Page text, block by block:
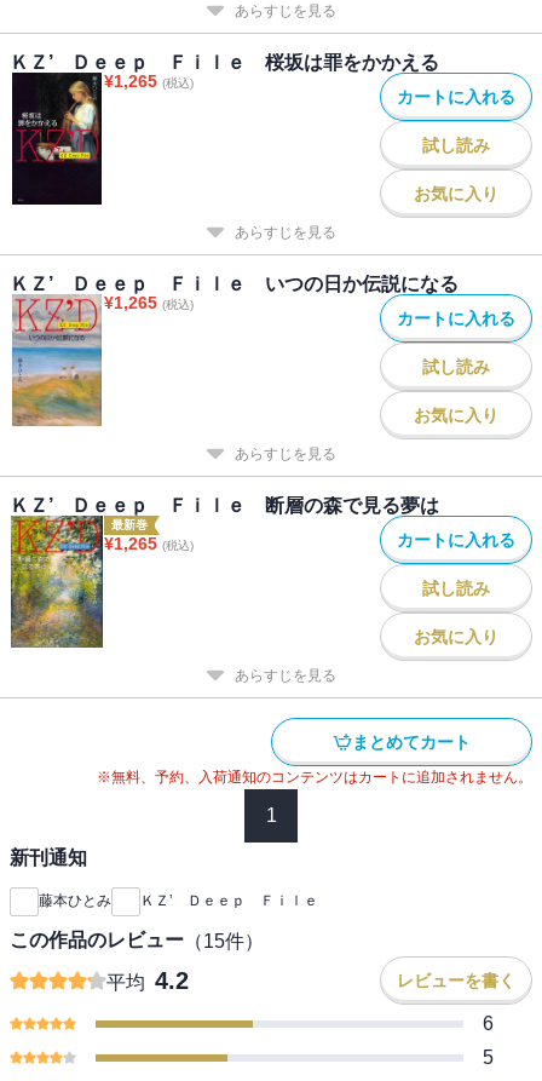
あらすじを見る
ＫＺ’ Ｄｅｅｐ Ｆｉｌｅ 桜坂は罪をかかえる
¥1,265 (税込)
カートに入れる
試し読み
お気に入り
あらすじを見る
ＫＺ’ Ｄｅｅｐ Ｆｉｌｅ いつの日か伝説になる
¥1,265 (税込)
カートに入れる
試し読み
お気に入り
あらすじを見る
ＫＺ’ Ｄｅｅｐ Ｆｉｌｅ 断層の森で見る夢は
最新巻
¥1,265 (税込) カートに入れる
試し読み
お気に入り
あらすじを見る
まとめてカート
※無料、予約、入荷通知のコンテンツはカートに追加されません。
1
新刊通知
藤本ひとみ ＫＺ’ Ｄｅｅｐ Ｆｉｌｅ
この作品のレビュー （15件）
平均 4.2 レビューを書く
6
5